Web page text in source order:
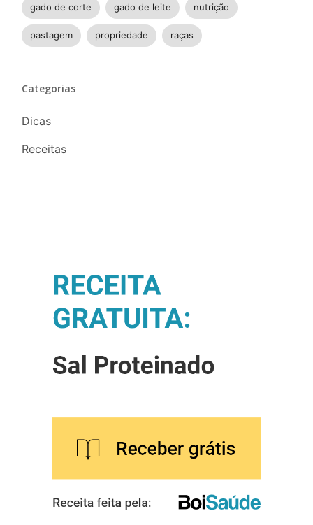
gado de corte gado de leite nutrição
pastagem propriedade raças
Categorias
Dicas
Receitas